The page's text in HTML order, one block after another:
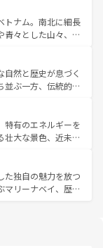
エティ豊かな料理
コンテンツ一覧を参
美を楽しむことが
のストリートフード
る。夜には、韓国な
力を心ゆくまで味
の韓国情報はコンテンツ一
トナム。南北に細長
青々とした山々、世
の古い町並みやホ
、独特の雰囲気を
豊かさとおいしさで
ーヒーなどは、ぜ
てもあたたかい人々
忘れられない旅にな
然と歴史が息づく
並ぶ一方、伝統的な
マイなどの山岳地
ットやクラビの美し
ができる。タイ料理
にも異なる楽しみ
々、仏教を中心とし
れる旅人を魅了し続
特有のエネルギーを
壮大な景色、近未来
スポットが密集し
も魅力。息をのむよ
を存分に楽しみ尽く
た独自の魅力を放つ
マリーナベイ、歴史